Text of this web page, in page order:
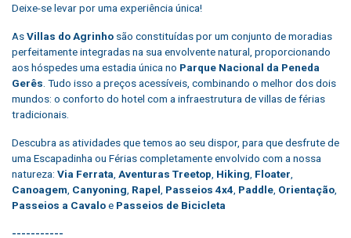
Deixe-se levar por uma experiência única!
AsVillas do Agrinho são constituídas por um conjunto de moradias
perfeitamente integradas na sua envolvente natural, proporcionando
aos hóspedes uma estadia única no Parque Nacional da Peneda
Gerês . Tudo isso a preços acessíveis, combinando o melhor dos dois
mundos: o conforto do hotel com a infraestrutura de villas de férias
tradicionais.
Descubra as atividades que temos ao seu dispor, para que desfrute de
uma Escapadinha ou Férias completamente envolvido com a nossa
natureza: Via Ferrata Aventuras Treetop Hiking Floater
Canoagem Canyoning Rapel Passeios 4x4 Paddle Orientação
Passeios a Cavaloe Passeios de Bicicleta
-----------